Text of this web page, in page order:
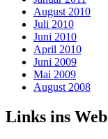
August 2010
Juli 2010
Juni 2010
April 2010
Juni 2009
Mai 2009
August 2008
Links ins Web